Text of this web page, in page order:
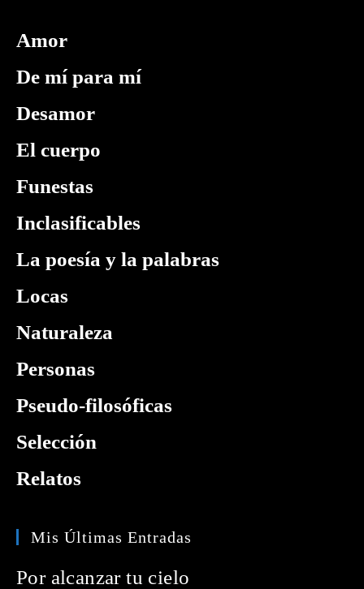
Amor
De mí para mí
Desamor
El cuerpo
Funestas
Inclasificables
La poesía y la palabras
Locas
Naturaleza
Personas
Pseudo-filosóficas
Selección
Relatos
Mis Últimas Entradas
Por alcanzar tu cielo